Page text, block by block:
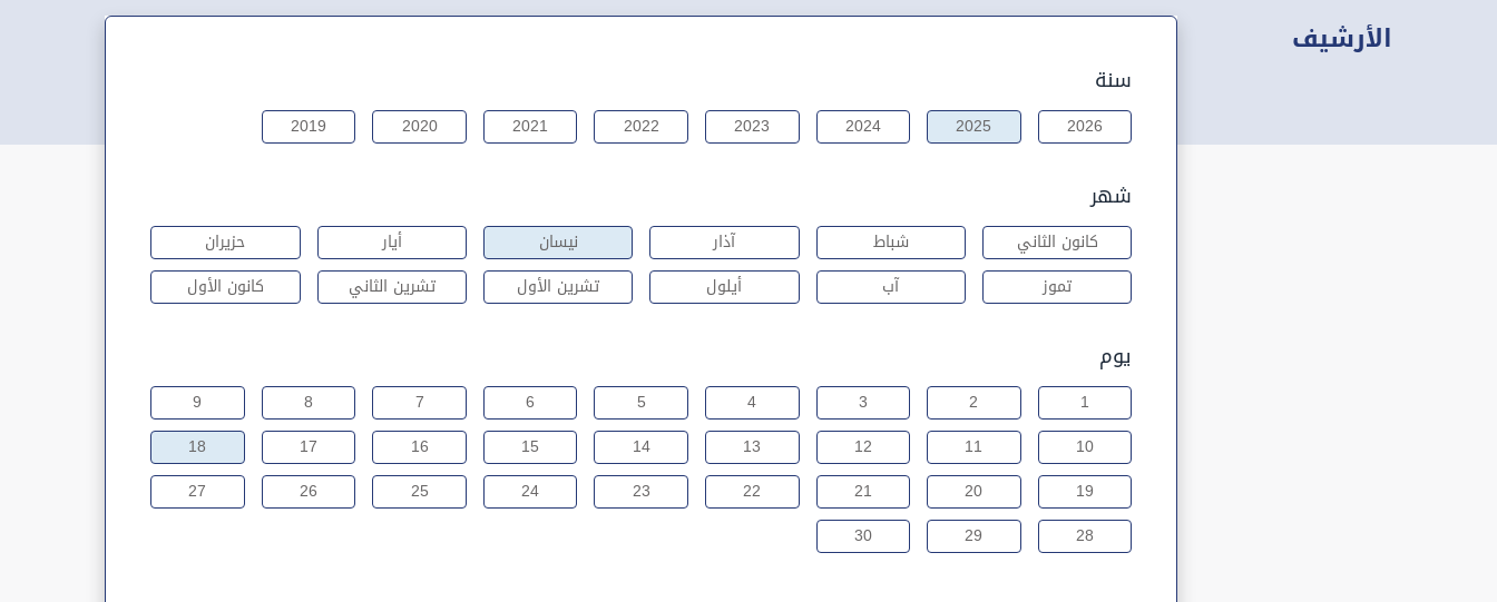
الأرشيف
سنة
2026
2025
2024
2023
2022
2021
2020
2019
شهر
كانون الثاني شباط آذار نيسان أيار
حزيران
تموز
آب أيلول تشرين الأول تشرين الثاني كانون الأول
يوم
1
2
3
4
5
6
7
8
9
10
11
12
13
14
15
16
17
18
19
20
21
22
23
24
25
26
27
28
29
30